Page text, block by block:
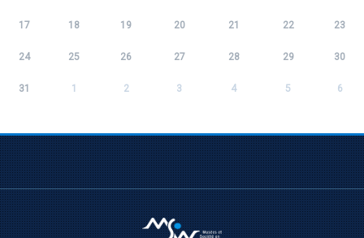
17 18 19 20 21 22 23
24 25 26 27 28 29 30
31 1 2 3 4 5 6